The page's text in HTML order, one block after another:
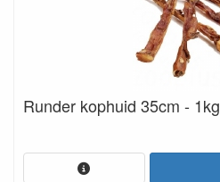
Runder kophuid 35cm - 1kg